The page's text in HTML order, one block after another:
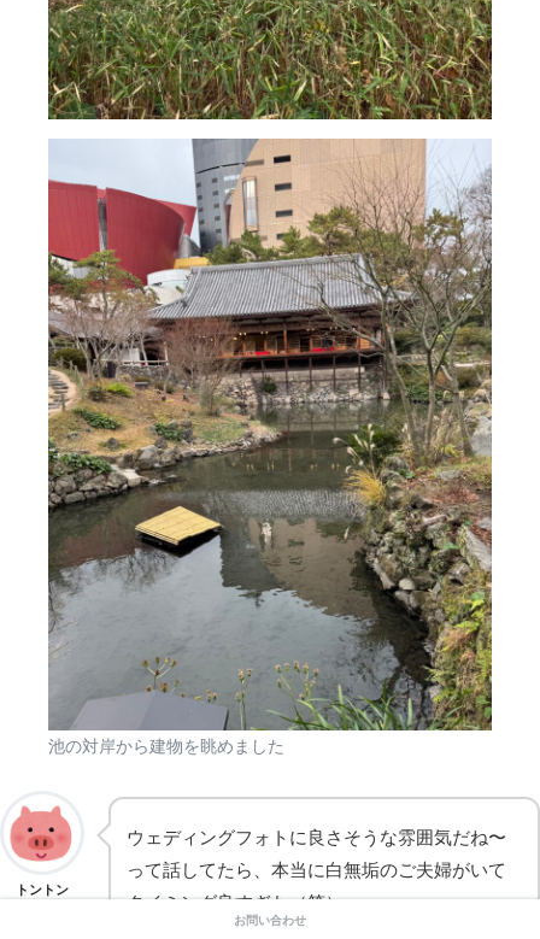
池の対岸から建物を眺めました
トントン
ウェディングフォトに良さそうな雰囲気だね〜
って話してたら、本当に白無垢のご夫婦がいて
タイミング良すぎた（笑）
お問い合わせ